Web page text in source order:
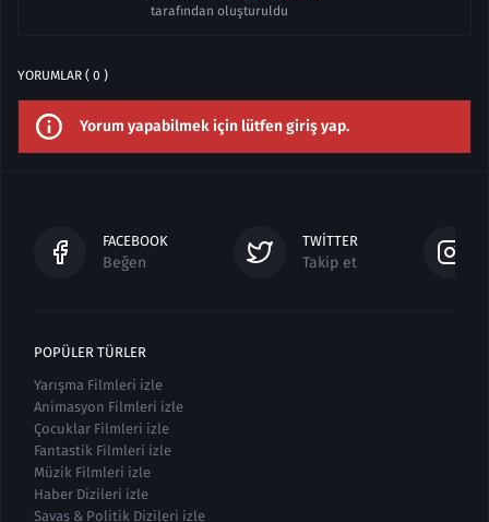
tarafından oluşturuldu
YORUMLAR ( 0 )
Yorum yapabilmek için lütfen giriş yap.
FACEBOOK
Beğen
TWITTER
Takip et
POPÜLER TÜRLER
Yarışma Filmleri izle
Animasyon Filmleri izle
Çocuklar Filmleri izle
Fantastik Filmleri izle
Müzik Filmleri izle
Haber Dizileri izle
Savaş & Politik Dizileri izle